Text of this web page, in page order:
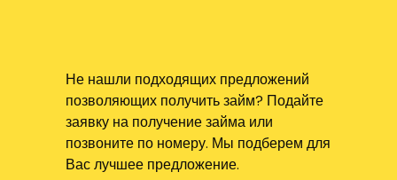
Не нашли подходящих предложений
позволяющих получить займ? Подайте
заявку на получение займа или
позвоните по номеру. Мы подберем для
Вас лучшее предложение.